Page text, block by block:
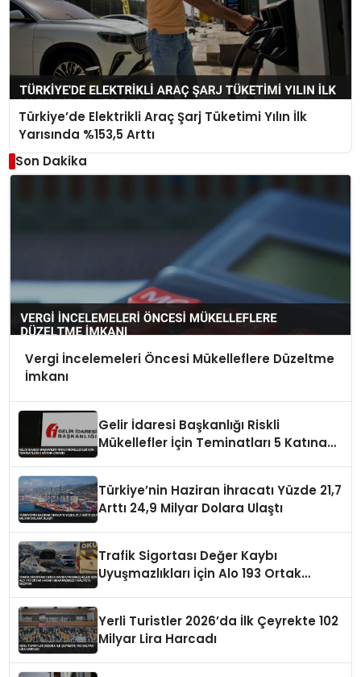
Türkiye’de Elektrikli Araç Şarj Tüketimi Yılın İlk
Yarısında %153,5 Arttı
Son Dakika
Vergi İncelemeleri Öncesi Mükelleflere Düzeltme
İmkanı
Gelir İdaresi Başkanlığı Riskli
Mükellefler İçin Teminatları 5 Katına
Türkiye’nin Haziran İhracatı Yüzde 21,7
Arttı 24,9 Milyar Dolara Ulaştı
Trafik Sigortası Değer Kaybı
Uyuşmazlıkları İçin Alo 193 Ortak
Yerli Turistler 2026’da İlk Çeyrekte 102
Milyar Lira Harcadı